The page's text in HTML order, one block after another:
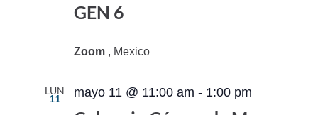
GEN 6
Zoom , Mexico
LUN
11 mayo 11 @ 11:00 am - 1:00 pm